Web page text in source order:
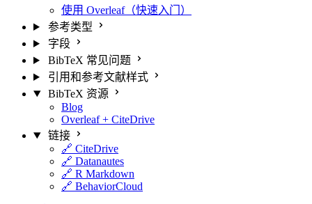
使用 Overleaf（快速入门）
参考类型
字段
BibTeX 常见问题
引用和参考文献样式
BibTeX 资源
Blog
Overleaf + CiteDrive
链接
🔗 CiteDrive
🔗 Datanautes
🔗 R Markdown
🔗 BehaviorCloud